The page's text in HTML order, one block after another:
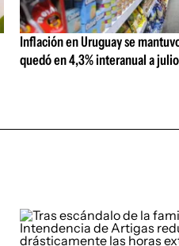
Inflación en Uruguay se
quedó en 4,3% interanual a julio